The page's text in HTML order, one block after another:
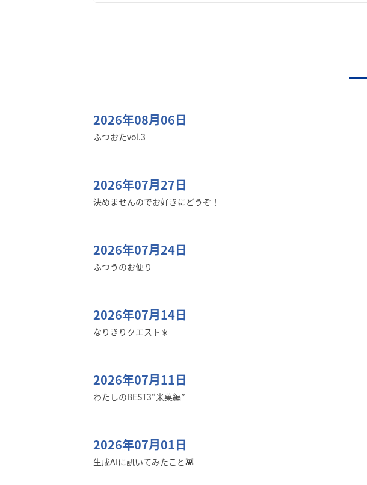
2026年08月06日
ふつおたvol.3
2026年07月27日
決めませんのでお好きにどうぞ！
2026年07月24日
ふつうのお便り
2026年07月14日
なりきりクエスト☀️
2026年07月11日
わたしのBEST3“米菓編”
2026年07月01日
生成AIに訊いてみたこと👾